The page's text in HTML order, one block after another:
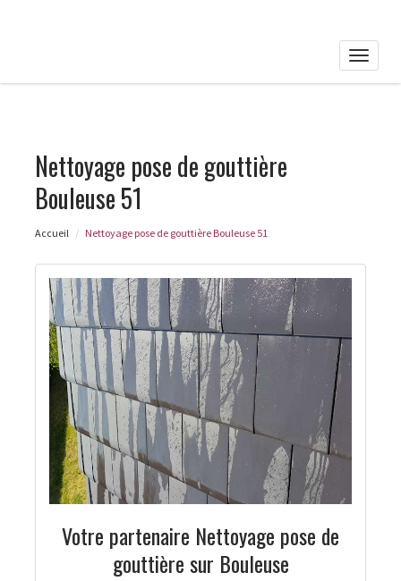
Toggle
Nettoyage pose de gouttière
Bouleuse 51
Accueil Nettoyage pose de gouttière Bouleuse 51
Votre partenaire Nettoyage pose de
gouttière sur Bouleuse